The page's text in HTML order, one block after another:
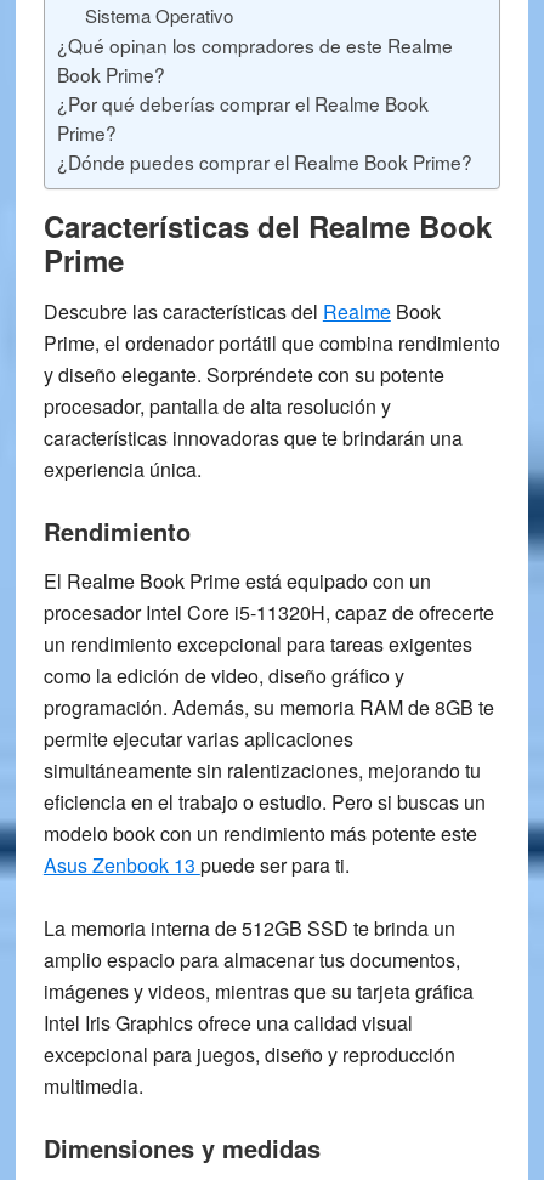
Sistema Operativo
¿Qué opinan los compradores de este Realme
Book Prime?
¿Por qué deberías comprar el Realme Book
Prime?
¿Dónde puedes comprar el Realme Book Prime?
Características del Realme Book
Prime
Descubre lascaracterísticas del RealmeBook
Prime, el ordenador portátil que combina rendimiento
y diseño elegante. Sorpréndete con su potente
procesador, pantalla de alta resolución y
características innovadoras que te brindarán una
experiencia única.
Rendimiento
El Realme Book Prime está equipado con un
procesadorIntel Core i5-11320H, capaz de ofrecerte
un rendimiento excepcional para tareas exigentes
como la edición de video, diseño gráfico y
programación. Además, su memoriaRAM de 8GB te
permite ejecutar varias aplicaciones
simultáneamente sin ralentizaciones, mejorando tu
eficiencia en el trabajo o estudio. Pero si buscas un
modelo book con un rendimiento más potente este
Asus Zenbook 13 puede ser para ti.
La memoria interna de512GB SSD te brinda un
amplio espacio para almacenar tus documentos,
imágenes y videos, mientras que su tarjeta gráfica
Intel Iris Graphicsofrece una calidad visual
excepcional para juegos, diseño y reproducción
multimedia.
Dimensiones y medidas